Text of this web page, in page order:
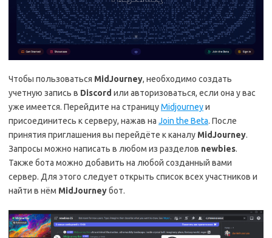
Чтобы пользоваться MidJourney, необходимо создать
учетную запись в Discord или авторизоваться, если она у вас
уже имеется. Перейдите на страницуMidjourneyи
присоединитесь к серверу, нажав на Join the Beta. После
принятия приглашения вы перейдёте к каналу MidJourney.
Запросы можно написать в любом из разделов newbies.
Также бота можно добавить на любой созданный вами
сервер. Для этого следует открыть список всех участников и
найти в нём MidJourneyбот.